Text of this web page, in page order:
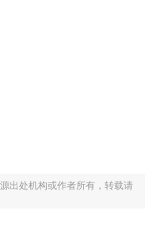
出处机构或作者所有，转载请